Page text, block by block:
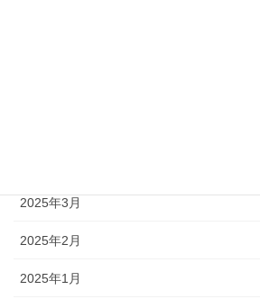
2025年3月
2025年2月
2025年1月